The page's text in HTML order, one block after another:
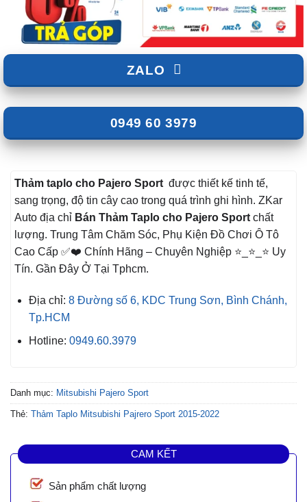
ZALO
0949 60 3979
Thảm taplo cho Pajero Sport được thiết kế tinh tế,
sang trọng, độ tin cây cao trong quá trình ghi hình. ZKar
Auto địa chỉ Bán Thảm Taplo cho Pajero Sport chất
lượng. Trung Tâm Chăm Sóc, Phụ Kiện Đồ Chơi Ô Tô
Cao Cấp ✅❤️ Chính Hãng – Chuyên Nghiệp ⭐_⭐_⭐ Uy
Tín. Gần Đây Ở Tại Tphcm.
Địa chỉ: 8 Đường số 6, KDC Trung Sơn, Bình Chánh,
Tp.HCM
Hotline: 0949.60.3979
Danh mục: Mitsubishi Pajero Sport
Thẻ: Thảm Taplo Mitsubishi Pajrero Sport 2015-2022
CAM KẾT
Sản phẩm chất lượng